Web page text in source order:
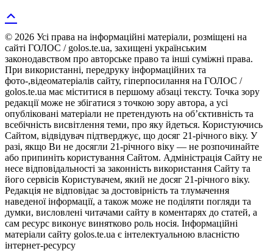
© 2026 Усі права на інформаційні матеріали, розміщені на
сайті ГОЛОС / golos.te.ua, захищені українським
законодавством про авторське право та інші суміжні права.
При використанні, передруку інформаційних та
фото-,відеоматеріалів сайту, гіперпосилання на ГОЛОС /
golos.te.ua має міститися в першому абзаці тексту. Точка зору
редакції може не збігатися з точкою зору автора, а усі
опубліковані матеріали не претендують на об’єктивність та
всебічність висвітлення теми, про яку йдеться. Користуючись
Сайтом, відвідувач підтверджує, що досяг 21-річного віку. У
разі, якщо Ви не досягли 21-річного віку — не розпочинайте
або припиніть користування Сайтом. Адміністрація Сайту не
несе відповідальності за законність використання Сайту та
його сервісів Користувачем, який не досяг 21-річного віку.
Редакція не відповідає за достовірність та тлумачення
наведеної інформації, а також може не поділяти погляди та
думки, висловлені читачами сайту в коментарях до статей, а
сам ресурс виконує винятково роль носія. Інформаційні
матеріали сайту golos.te.ua є інтелектуальною власністю
інтернет-ресурсу